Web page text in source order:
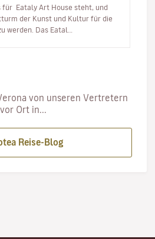
für Eataly Art House steht, und
der Kunst und Kultur für die
breite Öffentlichkeit zu werden. Das Eatal…
von unseren Vertretern
vor Ort in...
Reise-Blog